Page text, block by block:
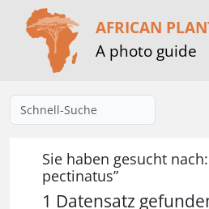
AFRICAN
A photo guide
Sie haben gesucht
pectinatus”
1 Datensatz